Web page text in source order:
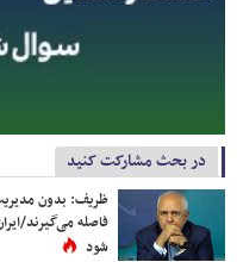
در بحث مشارکت کنید
ظریف: بدون
فاصله می‌گیرند/
شود